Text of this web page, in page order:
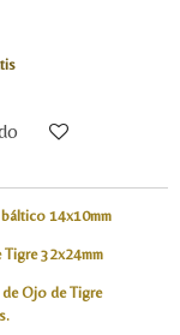
14x10mm
32x24mm
Ojo de Tigre